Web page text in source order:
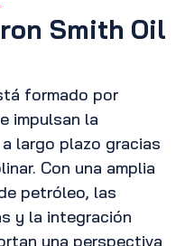
Smith Oil
formado por
impulsan la
largo plazo gracias
Con una amplia
petróleo, las
y la integración
una perspectiva